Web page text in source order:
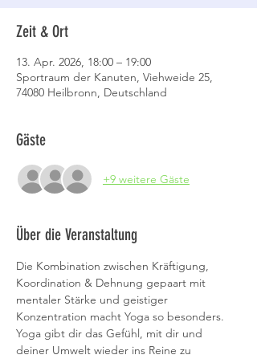
Zeit & Ort
13. Apr. 2026, 18:00 – 19:00
Sportraum der Kanuten, Viehweide 25,
74080 Heilbronn, Deutschland
Gäste
+9 weitere Gäste
Über die Veranstaltung
Die Kombination zwischen Kräftigung,
Koordination & Dehnung gepaart mit
mentaler Stärke und geistiger
Konzentration macht Yoga so besonders.
Yoga gibt dir das Gefühl, mit dir und
deiner Umwelt wieder ins Reine zu